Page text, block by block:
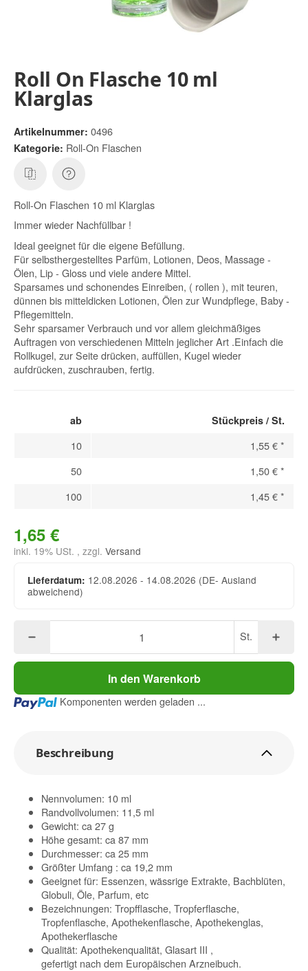
Roll On Flasche 10 ml
Klarglas
Artikelnummer: 0496
Kategorie: Roll-On Flaschen
Roll-On Flaschen 10 ml Klarglas
Immer wieder Nachfüllbar !
Ideal geeignet für die eigene Befüllung.
Für selbsthergestelltes Parfüm, Lotionen, Deos, Massage -
Ölen, Lip - Gloss und viele andere Mittel.
Sparsames und schonendes Einreiben, ( rollen ), mit teuren,
dünnen bis mitteldicken Lotionen, Ölen zur Wundpflege, Baby -
Pflegemitteln.
Sehr sparsamer Verbrauch und vor allem gleichmäßiges
Auftragen von verschiedenen Mitteln jeglicher Art .Einfach die
Rollkugel, zur Seite drücken, auffüllen, Kugel wieder
aufdrücken, zuschrauben, fertig.
ab Stückpreis / St.
10 1,55 €*
50
1,50 €*
100
1,45 €*
1,65 €
inkl. 19% USt. , zzgl. Versand
Lieferdatum: 12.08.2026 - 14.08.2026 (DE- Ausland
abweichend)
St.
In den Warenkorb
Loading... Komponenten werden geladen ...
Beschreibung
Nennvolumen: 10 ml
Randvollvolumen: 11,5 ml
Gewicht: ca 27 g
Höhe gesamt: ca 87 mm
Durchmesser: ca 25 mm
Größter Umfang : ca 19,2 mm
Geeignet für: Essenzen, wässrige Extrakte, Bachblüten,
Globuli, Öle, Parfum, etc
Bezeichnungen: Tropfflasche, Tropferflasche,
Tropfenflasche, Apothekenflasche, Apothekenglas,
Apothekerflasche
Qualität: Apothekenqualität, Glasart III ,
gefertigt nach dem Europäischen Arzneibuch.